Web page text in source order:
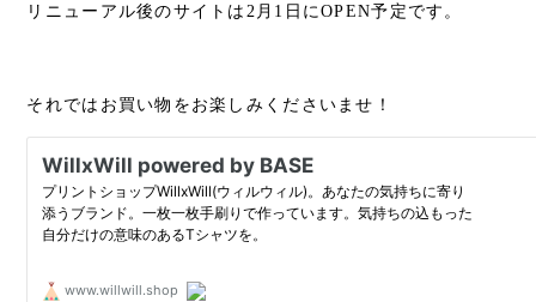
リニューアル後のサイトは2月1日にOPEN予定です。
それではお買い物をお楽しみくださいませ！